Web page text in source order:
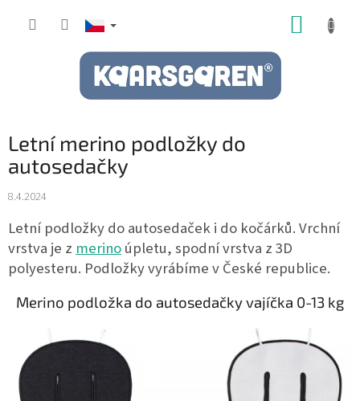
Letní merino podložky do
autosedačky
8.4.2024
Letní podložky do autosedaček i do kočárků. Vrchní
vrstva je z merinoúpletu, spodní vrstva z 3D
polyesteru. Podložky vyrábíme v České republice.
Merino podložka do autosedačky vajíčka 0-13 kg